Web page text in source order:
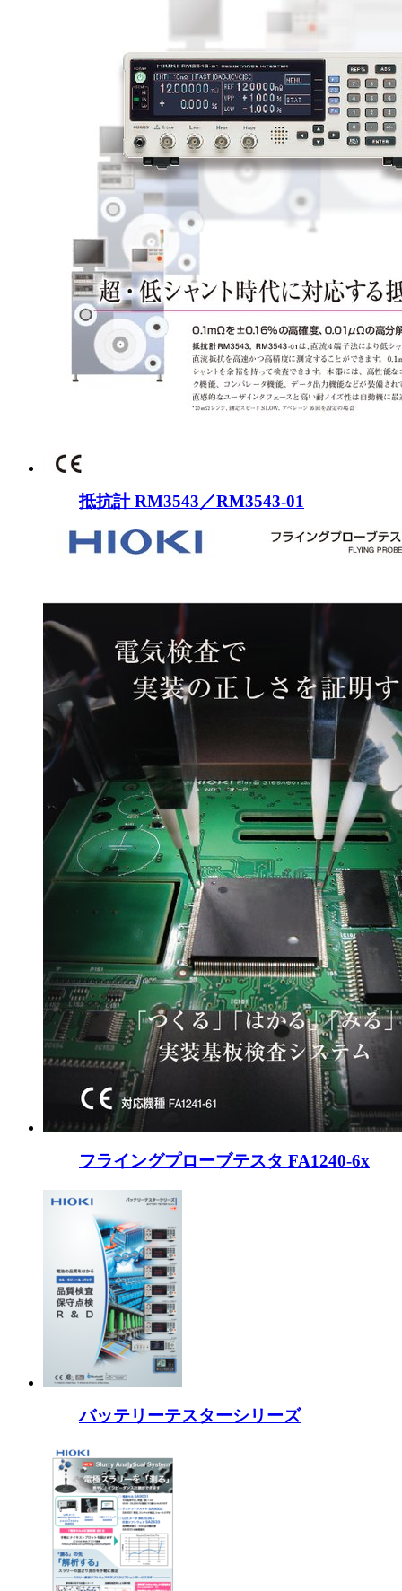
抵抗計 RM3543／RM3543-01
フライングプローブテスタ FA1240-6x
バッテリーテスターシリーズ